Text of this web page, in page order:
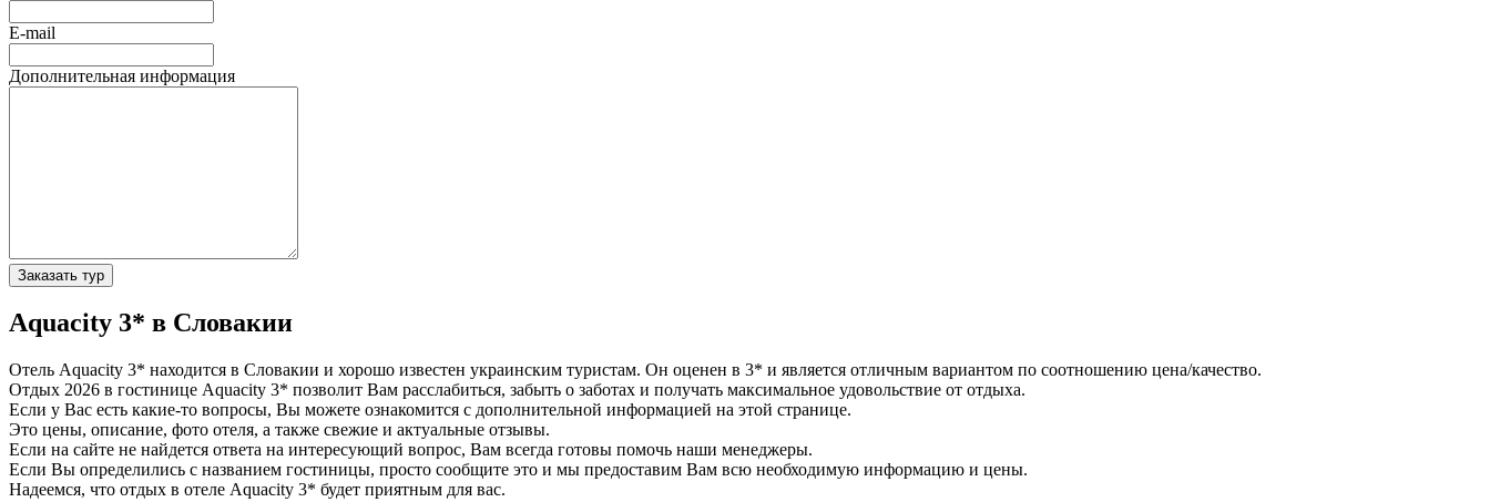
E-mail
Дополнительная информация
Заказать тур
Aquacity 3* в Словакии
Отель Aquacity 3* находится в Словакии и хорошо известен украинским туристам. Он оценен в 3* и является отличным вариантом по соотношению цена/качество.
Отдых 2026 в гостинице Aquacity 3* позволит Вам расслабиться, забыть о заботах и получать максимальное удовольствие от отдыха.
Если у Вас есть какие-то вопросы, Вы можете ознакомится с дополнительной информацией на этой странице.
Это цены, описание, фото отеля, а также свежие и актуальные отзывы.
Если на сайте не найдется ответа на интересующий вопрос, Вам всегда готовы помочь наши менеджеры.
Если Вы определились с названием гостиницы, просто сообщите это и мы предоставим Вам всю необходимую информацию и цены.
Надеемся, что отдых в отеле Aquacity 3* будет приятным для вас.